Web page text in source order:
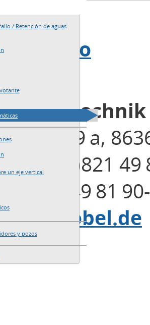
/ Retención de aguas
un eje vertical
y pozos
del sitio
29 a,
+49 (0)821 49
(0)821 49 81